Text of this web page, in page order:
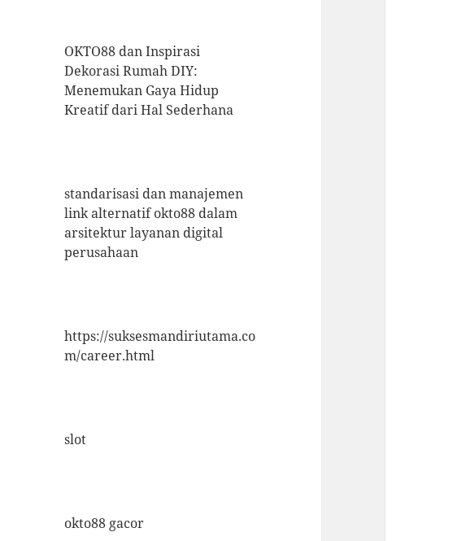
OKTO88 dan Inspirasi
Dekorasi Rumah DIY:
Menemukan Gaya Hidup
Kreatif dari Hal Sederhana
standarisasi dan manajemen
link alternatif okto88 dalam
arsitektur layanan digital
perusahaan
https://suksesmandiriutama.co
m/career.html
slot
okto88 gacor